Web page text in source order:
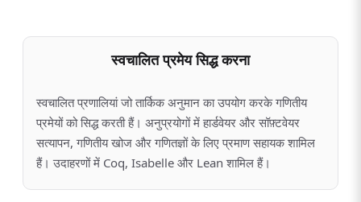
स्वचालित प्रमेय सिद्ध करना
स्वचालित प्रणालियां जो तार्किक अनुमान का उपयोग करके गणितीय
प्रमेयों को सिद्ध करती हैं। अनुप्रयोगों में हार्डवेयर और सॉफ़्टवेयर
सत्यापन, गणितीय खोज और गणितज्ञों के लिए प्रमाण सहायक शामिल
हैं। उदाहरणों में Coq, Isabelle और Lean शामिल हैं।